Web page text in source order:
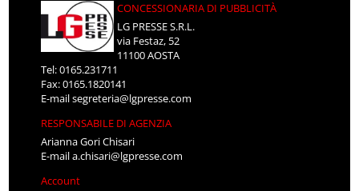
CONCESSIONARIA DI PUBBLICITÀ
LG PRESSE S.R.L.
via Festaz, 52
11100 AOSTA
Tel: 0165.231711
Fax: 0165.1820141
E-mailsegreteria@lgpresse.com
RESPONSABILE DI AGENZIA
Arianna Gori Chisari
E-maila.chisari@lgpresse.com
Account